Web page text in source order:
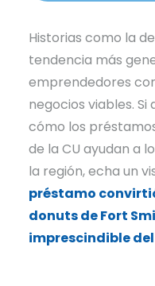
Historias como la
tendencia más
emprendedores
negocios viables.
cómo los
de la CU ayudan a
la región, echa un
préstamo
donuts de Fort
imprescindible